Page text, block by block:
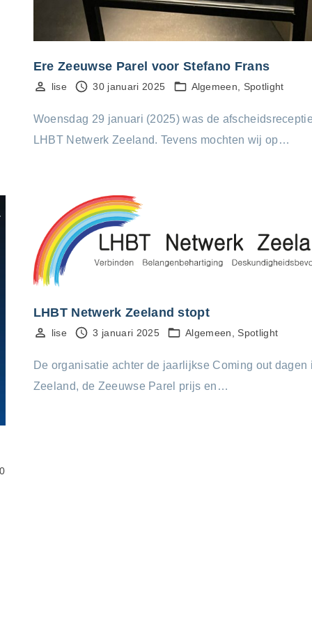
Ere Zeeuwse Parel voor Stefano Frans
lise 30 januari 2025 Algemeen Spotlight
Woensdag 29 januari (2025) was de
LHBT Netwerk Zeeland. Tevens mochten wij op…
0
LHBT Netwerk Zeeland stopt
lise 3 januari 2025 Algemeen Spotlight
De organisatie achter de jaarlijkse Coming out dagen
Zeeland, de Zeeuwse Parel prijs en…